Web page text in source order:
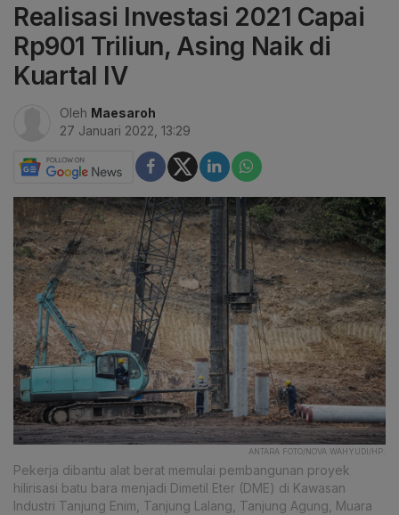
Realisasi Investasi 2021 Capai
Rp901 Triliun, Asing Naik di
Kuartal IV
Oleh Maesaroh
27 Januari 2022, 13:29
ANTARA FOTO/NOVA WAHYUDI/HP.
Pekerja dibantu alat berat memulai pembangunan proyek
hilirisasi batu bara menjadi Dimetil Eter (DME) di Kawasan
Industri Tanjung Enim, Tanjung Lalang, Tanjung Agung, Muara